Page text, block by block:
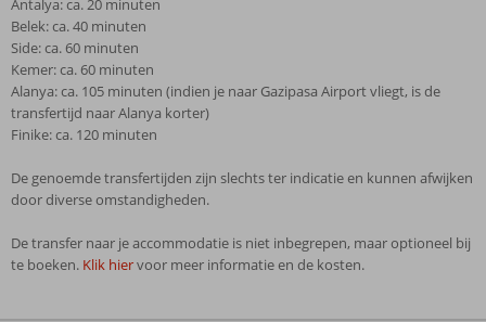
Antalya: ca. 20 minuten
Belek: ca. 40 minuten
Side: ca. 60 minuten
Kemer: ca. 60 minuten
Alanya: ca. 105 minuten (indien je naar Gazipasa Airport vliegt, is de
transfertijd naar Alanya korter)
Finike: ca. 120 minuten
De genoemde transfertijden zijn slechts ter indicatie en kunnen afwijken
door diverse omstandigheden.
De transfer naar je accommodatie is niet inbegrepen, maar optioneel bij
te boeken. Klik hiervoor meer informatie en de kosten.